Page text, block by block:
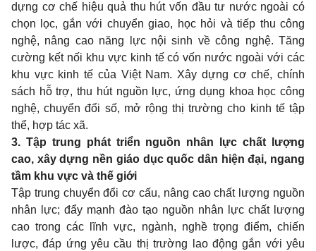
dựng cơ chế hiệu quả thu hút vốn đầu tư nước ngoài có
chọn lọc, gắn với chuyển giao, học hỏi và tiếp thu công
nghệ, nâng cao năng lực nội sinh về công nghệ. Tăng
cường kết nối khu vực kinh tế có vốn nước ngoài với các
khu vực kinh tế của Việt Nam. Xây dựng cơ chế, chính
sách hỗ trợ, thu hút nguồn lực, ứng dụng khoa học công
nghệ, chuyển đổi số, mở rộng thị trường cho kinh tế tập
thể, hợp tác xã.
3. Tập trung phát triển nguồn nhân lực chất lượng
cao, xây dựng nền giáo dục quốc dân hiện đại, ngang
tầm khu vực và thế giới
Tập trung chuyển đổi cơ cấu, nâng cao chất lượng nguồn
nhân lực; đẩy mạnh đào tạo nguồn nhân lực chất lượng
cao trong các lĩnh vực, ngành, nghề trọng điểm, chiến
lược, đáp ứng yêu cầu thị trường lao động gắn với yêu